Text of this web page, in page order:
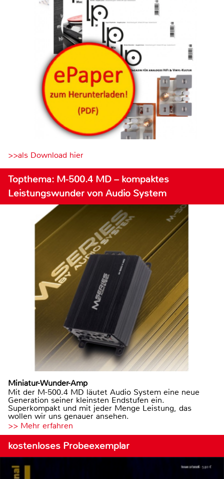
>>als Download hier
Topthema: M-500.4 MD – kompaktes
Leistungswunder von Audio System
Miniatur-Wunder-Amp
Mit der M-500.4 MD läutet Audio System eine neue
Generation seiner kleinsten Endstufen ein.
Superkompakt und mit jeder Menge Leistung, das
wollen wir uns genauer ansehen.
>> Mehr erfahren
kostenloses Probeexemplar